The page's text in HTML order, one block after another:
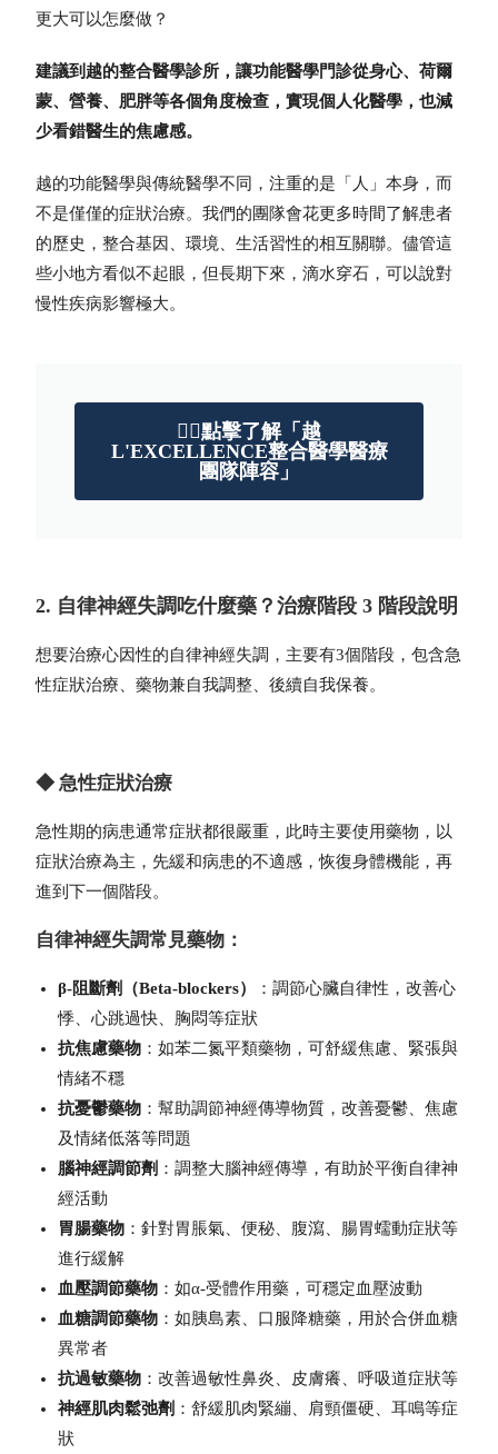
更大可以怎麼做？
建議到越的整合醫學診所，讓功能醫學門診從身心、荷爾
蒙、營養、肥胖等各個角度檢查，實現個人化醫學，也減
少看錯醫生的焦慮感。
越的功能醫學與傳統醫學不同，注重的是「人」本身，而
不是僅僅的症狀治療。我們的團隊會花更多時間了解患者
的歷史，整合基因、環境、生活習性的相互關聯。儘管這
些小地方看似不起眼，但長期下來，滴水穿石，可以說對
慢性疾病影響極大。
👉🏻點擊了解「越
L'EXCELLENCE整合醫學醫療
團隊陣容」
2. 自律神經失調吃什麼藥？治療階段 3 階段說明
想要治療心因性的自律神經失調，主要有3個階段，包含急
性症狀治療、藥物兼自我調整、後續自我保養。
◆ 急性症狀治療
急性期的病患通常症狀都很嚴重，此時主要使用藥物，以
症狀治療為主，先緩和病患的不適感，恢復身體機能，再
進到下一個階段。
自律神經失調常見藥物：
β-阻斷劑（Beta-blockers）
：調節心臟自律性，改善心
悸、心跳過快、胸悶等症狀
抗焦慮藥物 ：如苯二氮平類藥物，可舒緩焦慮、緊張與
情緒不穩
抗憂鬱藥物 ：幫助調節神經傳導物質，改善憂鬱、焦慮
及情緒低落等問題
腦神經調節劑 ：調整大腦神經傳導，有助於平衡自律神
經活動
胃腸藥物 ：針對胃脹氣、便秘、腹瀉、腸胃蠕動症狀等
進行緩解
血壓調節藥物 ：如α-受體作用藥，可穩定血壓波動
血糖調節藥物 ：如胰島素、口服降糖藥，用於合併血糖
異常者
抗過敏藥物 ：改善過敏性鼻炎、皮膚癢、呼吸道症狀等
神經肌肉鬆弛劑 ：舒緩肌肉緊繃、肩頸僵硬、耳鳴等症
狀